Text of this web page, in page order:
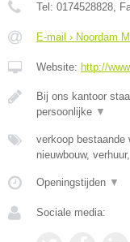
Tel: 0174528828,
E-mail › Noordam
Website: http://
Bij ons kantoor
persoonlijke ▼
verkoop bestaande
nieuwbouw, verhuur,
Openingstijden ▼
Sociale media: